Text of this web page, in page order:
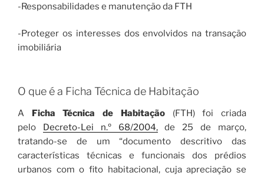
-Responsabilidades e manutenção da FTH
-Proteger os interesses dos envolvidos na transação
imobiliária
O que é a Ficha Técnica de Habitação
A Ficha Técnica de Habitação(FTH) foi criada
pelo
Decreto-Lei n.º 68/2004,de 25 de março,
tratando-se de um “documento descritivo das
características técnicas e funcionais dos prédios
urbanos com o fito habitacional, cuja apreciação se